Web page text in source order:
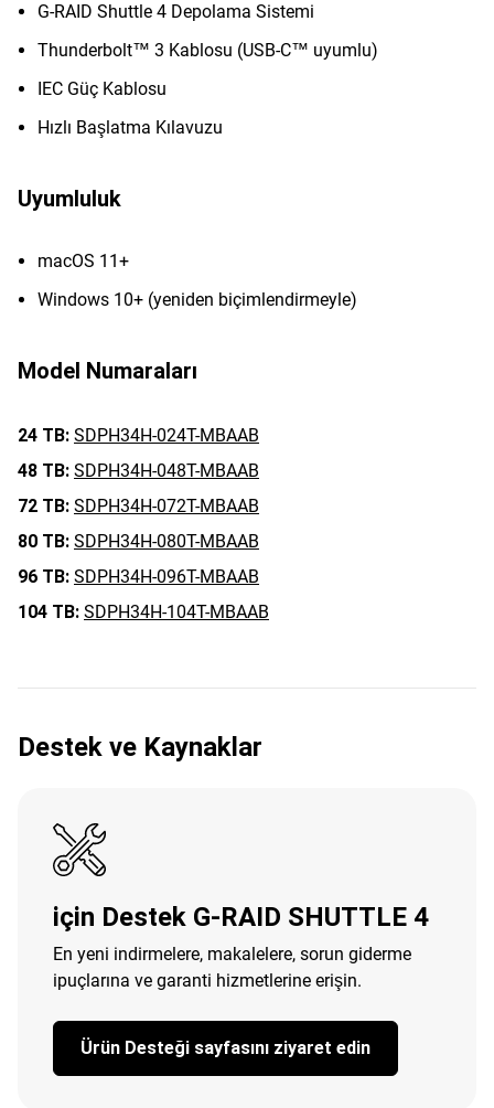
G-RAID Shuttle 4 Depolama Sistemi
Thunderbolt™ 3 Kablosu (USB-C™ uyumlu)
IEC Güç Kablosu
Hızlı Başlatma Kılavuzu
Uyumluluk
macOS 11+
Windows 10+ (yeniden biçimlendirmeyle)
Model Numaraları
24 TB: SDPH34H-024T-MBAAB
48 TB: SDPH34H-048T-MBAAB
72 TB: SDPH34H-072T-MBAAB
80 TB: SDPH34H-080T-MBAAB
96 TB: SDPH34H-096T-MBAAB
104 TB: SDPH34H-104T-MBAAB
Destek ve Kaynaklar
için Destek G-RAID SHUTTLE 4
En yeni indirmelere, makalelere, sorun giderme
ipuçlarına ve garanti hizmetlerine erişin.
Ürün Desteği sayfasını ziyaret edin